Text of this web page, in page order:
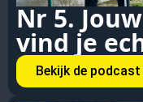
Nr 5.
vind je
Bekijk de podcast